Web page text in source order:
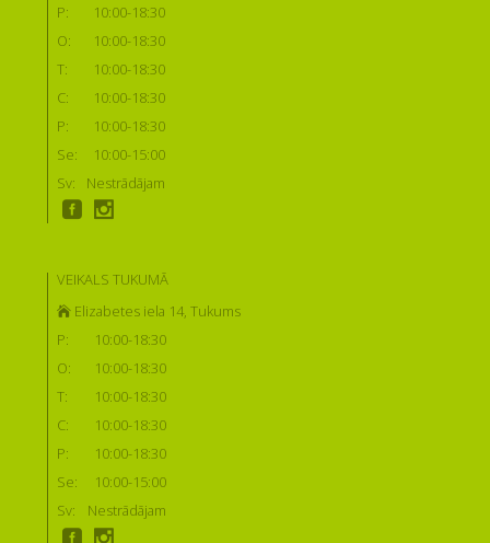
P:
10:00-18:30
O:
10:00-18:30
T:
10:00-18:30
C:
10:00-18:30
P:
10:00-18:30
Se:
10:00-15:00
Sv:
Nestrādājam
VEIKALS TUKUMĀ
Elizabetes iela 14, Tukums
P:
10:00-18:30
O:
10:00-18:30
T:
10:00-18:30
C:
10:00-18:30
P:
10:00-18:30
Se:
10:00-15:00
Sv:
Nestrādājam